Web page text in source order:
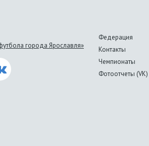
города Ярославля»
Федерация
Контакты
Чемпионаты
Фотоотчеты (VK)